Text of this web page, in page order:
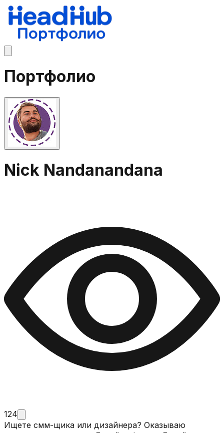
Портфолио
Nick Nandanandana
124
Ищете смм-щика или дизайнера? Оказываю